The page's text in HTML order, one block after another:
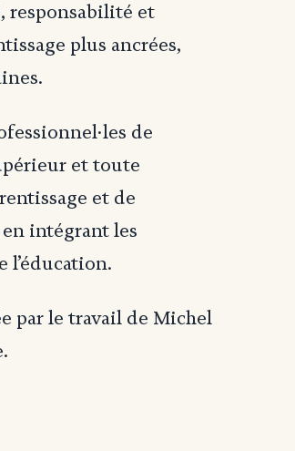
responsabilité et
plus ancrées,
de
et toute
et de
intégrant les
par le travail de Michel